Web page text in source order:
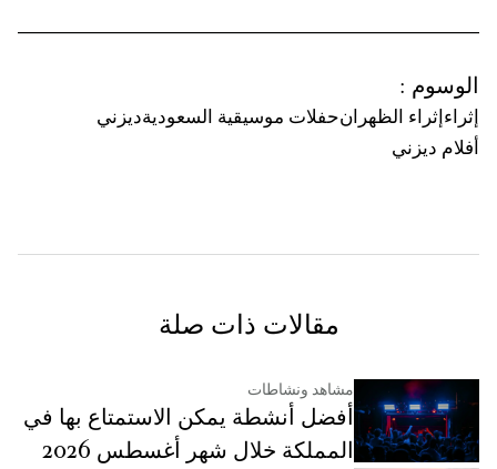
الوسوم :
إثراء إثراء الظهرانحفلات موسيقية السعوديةديزني
أفلام ديزني
مقالات ذات صلة
مشاهد ونشاطات
أفضل أنشطة يمكن الاستمتاع بها في
المملكة خلال شهر أغسطس 2026